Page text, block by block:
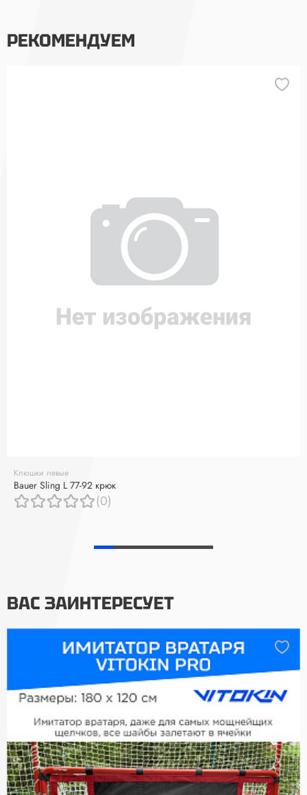
РЕКОМЕНДУЕМ
Клюшки левые
Bauer Sling L 77-92 крюк
(0)
ВАС ЗАИНТЕРЕСУЕТ